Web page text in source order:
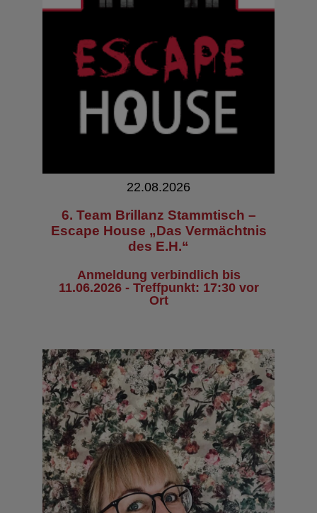
22.08.2026
6. Team Brillanz Stammtisch –
Escape House „Das Vermächtnis
des E.H.“
Anmeldung verbindlich bis
11.06.2026 - Treffpunkt: 17:30 vor
Ort